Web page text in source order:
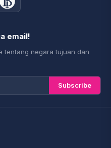
email!
tentang negara tujuan dan
Subscribe